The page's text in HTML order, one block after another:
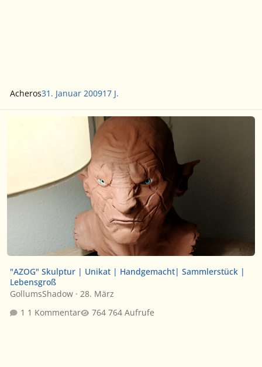
Acheros31. Januar 200917 J.
"AZOG" Skulptur | Unikat | Handgemacht| Sammlerstück |
"AZOG" Skulptur | Unikat | Handgemacht| Sammlerstück |
Lebensgroß
GollumsShadow· 28. März
1 Kommentar
764 Aufrufe